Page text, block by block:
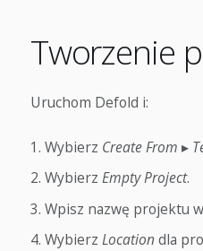
Tworzenie
Uruchom Defold i:
Wybierz Create From ▸
Wybierz Empty Project.
Wpisz nazwę projektu
Wybierz Location dla